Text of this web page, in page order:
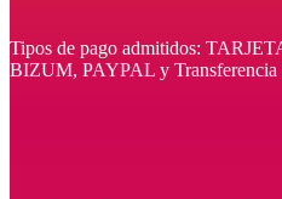
Tipos de pago admitidos:
BIZUM, PAYPAL y Transferencia